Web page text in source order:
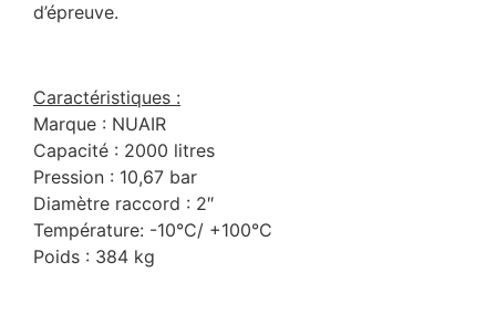
d’épreuve.
Caractéristiques :
Marque : NUAIR
Capacité : 2000 litres
Pression : 10,67 bar
Diamètre raccord : 2″
Température: -10°C/ +100°C
Poids : 384 kg